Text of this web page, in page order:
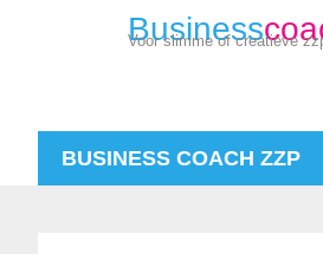
Business
Voor slimme of creatieve
BUSINESS COACH ZZP